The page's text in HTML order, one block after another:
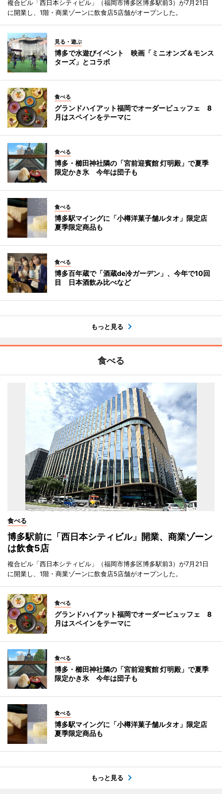
複合ビル「西日本シティビル」（福岡市博多区博多駅前3）が7月21日
に開業し、1階・商業ゾーンに飲食店5店舗がオープンした。
見る・遊ぶ
博多で水遊びイベント 映画「ミニオンズ＆モンス
ターズ」とコラボ
食べる
グランドハイアット福岡でオーダービュッフェ 8
月はスペインをテーマに
食べる
博多・櫛田神社隣の「宮前迎賓館 灯明殿」で夏季
限定かき氷 今年は団子も
食べる
博多駅マイングに「小樽洋菓子舗ルタオ」限定店
夏季限定商品も
食べる
博多百年蔵で「酒蔵de冷ガーデン」、今年で10回
目 日本酒飲み比べなど
もっと見る
食べる
食べる
博多駅前に「西日本シティビル」開業、商業ゾーン
は飲食5店
複合ビル「西日本シティビル」（福岡市博多区博多駅前3）が7月21日
に開業し、1階・商業ゾーンに飲食店5店舗がオープンした。
食べる
グランドハイアット福岡でオーダービュッフェ 8
月はスペインをテーマに
食べる
博多・櫛田神社隣の「宮前迎賓館 灯明殿」で夏季
限定かき氷 今年は団子も
食べる
博多駅マイングに「小樽洋菓子舗ルタオ」限定店
夏季限定商品も
もっと見る